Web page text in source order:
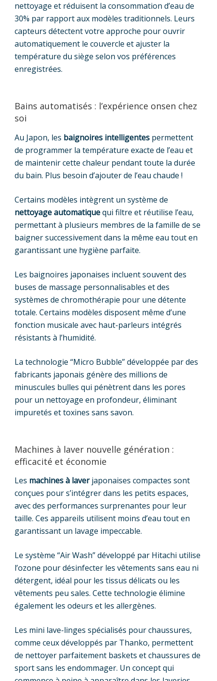
nettoyage et réduisent la consommation d’eau de
30% par rapport aux modèles traditionnels. Leurs
capteurs détectent votre approche pour ouvrir
automatiquement le couvercle et ajuster la
température du siège selon vos préférences
enregistrées.
Bains automatisés : l’expérience onsen chez
soi
Au Japon, les baignoires intelligentes permettent
de programmer la température exacte de l’eau et
de maintenir cette chaleur pendant toute la durée
du bain. Plus besoin d’ajouter de l’eau chaude !
Certains modèles intègrent un système de
nettoyage automatiquequi filtre et réutilise l’eau,
permettant à plusieurs membres de la famille de se
baigner successivement dans la même eau tout en
garantissant une hygiène parfaite.
Les baignoires japonaises incluent souvent des
buses de massage personnalisables et des
systèmes de chromothérapie pour une détente
totale. Certains modèles disposent même d’une
fonction musicale avec haut-parleurs intégrés
résistants à l’humidité.
La technologie “Micro Bubble” développée par des
fabricants japonais génère des millions de
minuscules bulles qui pénètrent dans les pores
pour un nettoyage en profondeur, éliminant
impuretés et toxines sans savon.
Machines à laver nouvelle génération :
efficacité et économie
Les machines à laverjaponaises compactes sont
conçues pour s’intégrer dans les petits espaces,
avec des performances surprenantes pour leur
taille. Ces appareils utilisent moins d’eau tout en
garantissant un lavage impeccable.
Le système “Air Wash” développé par Hitachi utilise
l’ozone pour désinfecter les vêtements sans eau ni
détergent, idéal pour les tissus délicats ou les
vêtements peu sales. Cette technologie élimine
également les odeurs et les allergènes.
Les mini lave-linges spécialisés pour chaussures,
comme ceux développés par Thanko, permettent
de nettoyer parfaitement baskets et chaussures de
sport sans les endommager. Un concept qui